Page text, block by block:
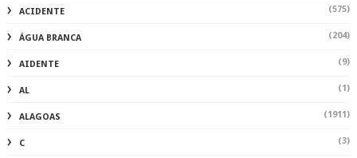
ACIDENTE (575)
ÁGUA BRANCA (204)
AIDENTE (9)
AL (1)
ALAGOAS (1911)
C (3)